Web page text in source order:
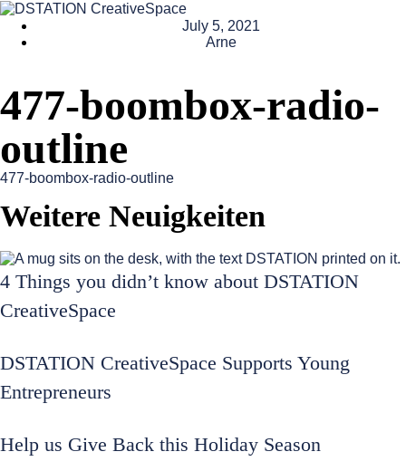
July 5, 2021
Arne
477-boombox-radio-
outline
477-boombox-radio-outline
Weitere Neuigkeiten
4 Things you didn’t know about DSTATION
CreativeSpace
DSTATION CreativeSpace Supports Young
Entrepreneurs
Help us Give Back this Holiday Season